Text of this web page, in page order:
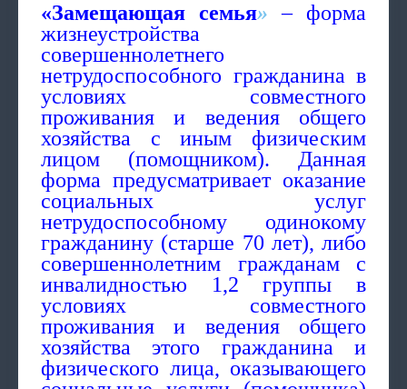
«Замещающая семья»– форма
жизнеустройства
совершеннолетнего
нетрудоспособного гражданина в
условиях совместного
проживания и ведения общего
хозяйства с иным физическим
лицом (помощником). Данная
форма предусматривает оказание
социальных услуг
нетрудоспособному одинокому
гражданину (старше 70 лет), либо
совершеннолетним гражданам с
инвалидностью 1,2 группы в
условиях совместного
проживания и ведения общего
хозяйства этого гражданина и
физического лица, оказывающего